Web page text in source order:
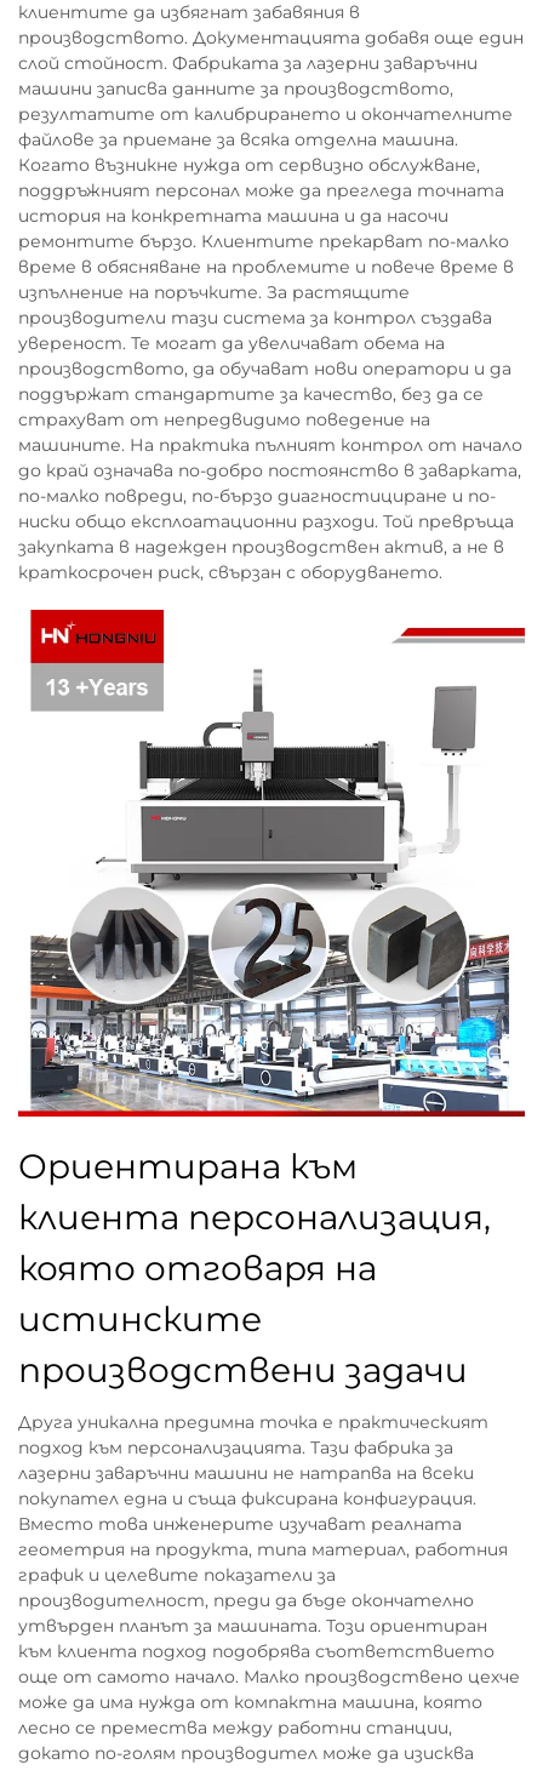
клиентите да избягнат забавяния в
производството. Документацията добавя още един
слой стойност. Фабриката за лазерни заваръчни
машини записва данните за производството,
резултатите от калибрирането и окончателните
файлове за приемане за всяка отделна машина.
Когато възникне нужда от сервизно обслужване,
поддръжният персонал може да прегледа точната
история на конкретната машина и да насочи
ремонтите бързо. Клиентите прекарват по-малко
време в обясняване на проблемите и повече време в
изпълнение на поръчките. За растящите
производители тази система за контрол създава
увереност. Те могат да увеличават обема на
производството, да обучават нови оператори и да
поддържат стандартите за качество, без да се
страхуват от непредвидимо поведение на
машините. На практика пълният контрол от начало
до край означава по-добро постоянство в заварката,
по-малко повреди, по-бързо диагностициране и по-
ниски общо експлоатационни разходи. Той превръща
закупката в надежден производствен актив, а не в
краткосрочен риск, свързан с оборудването.
Ориентирана към
клиента персонализация,
която отговаря на
истинските
производствени задачи
Друга уникална предимна точка е практическият
подход към персонализацията. Тази фабрика за
лазерни заваръчни машини не натрапва на всеки
покупател една и съща фиксирана конфигурация.
Вместо това инженерите изучават реалната
геометрия на продукта, типа материал, работния
график и целевите показатели за
производителност, преди да бъде окончателно
утвърден планът за машината. Този ориентиран
към клиента подход подобрява съответствието
още от самото начало. Малко производствено цехче
може да има нужда от компактна машина, която
лесно се премества между работни станции,
докато по-голям производител може да изисква